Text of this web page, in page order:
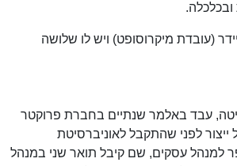
(עובדת מיקרוסופט) ויש לו שלושה
עבד באלמר שנתיים בחברת פרוקטר
ייצור לפני שהתקבל לאוניברסיטת
למנהל עסקים, שם קיבל תואר שני במנהל